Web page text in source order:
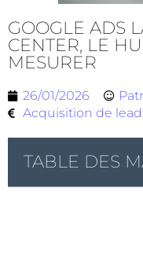
GOOGLE ADS
CENTER, LE
MESURER
26/01/2026
Acquisition de
TABLE DES